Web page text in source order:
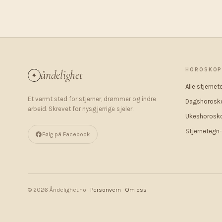
✦ åndelighet
Et varmt sted for stjerner, drømmer og indre
arbeid. Skrevet for nysgjerrige sjeler.
Følg på Facebook
HOROSKOP
Alle
© 2026 Åndelighet.no · Personvern · Om oss